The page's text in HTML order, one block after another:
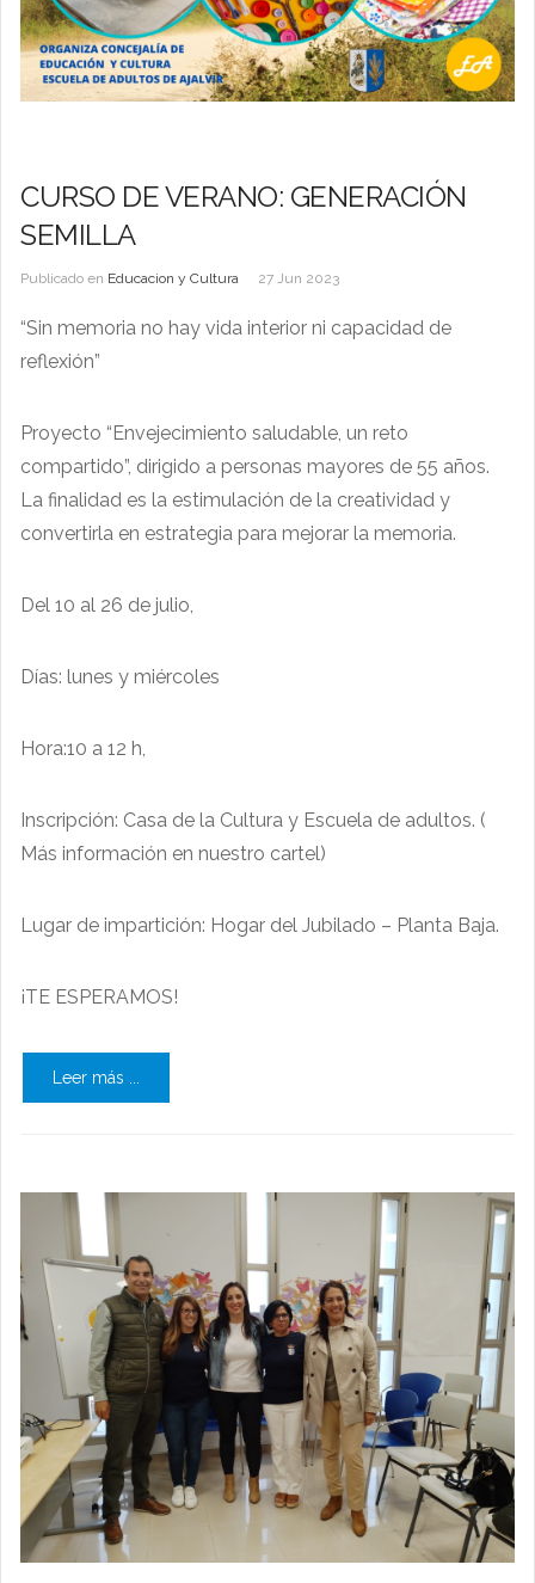
CURSO DE VERANO: GENERACIÓN
SEMILLA
Publicado en Educacion y Cultura 27 Jun 2023
“Sin memoria no hay vida interior ni capacidad de
reflexión”
Proyecto “Envejecimiento saludable, un reto
compartido”, dirigido a personas mayores de 55 años.
La finalidad es la estimulación de la creatividad y
convertirla en estrategia para mejorar la memoria.
Del 10 al 26 de julio,
Días: lunes y miércoles
Hora:10 a 12 h,
Inscripción: Casa de la Cultura y Escuela de adultos. (
Más información en nuestro cartel)
Lugar de impartición: Hogar del Jubilado – Planta Baja.
¡TE ESPERAMOS!
Leer más ...